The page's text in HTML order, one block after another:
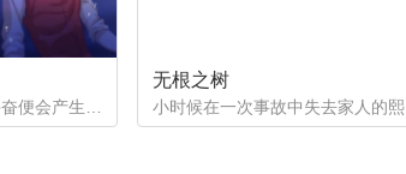
无根之树